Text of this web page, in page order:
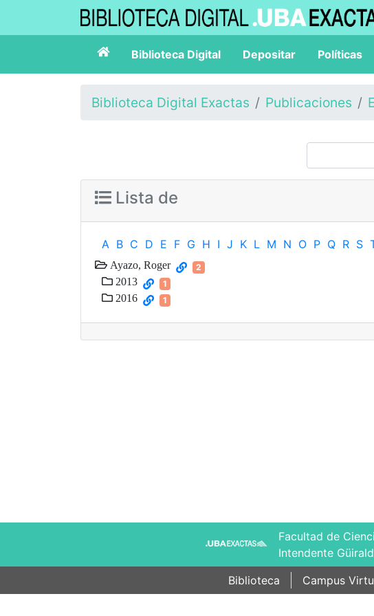
Biblioteca Digital Depositar Políticas
Biblioteca Digital Exactas Publicaciones
Lista de
A B C D E F G H I J K L M N O P Q R S
Ayazo, Roger 2
2013 1
2016 1
Facultad de
Intendente
Biblioteca
Campus